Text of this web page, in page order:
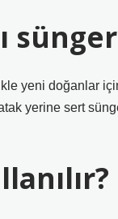
yeni doğanlar
yerine sert